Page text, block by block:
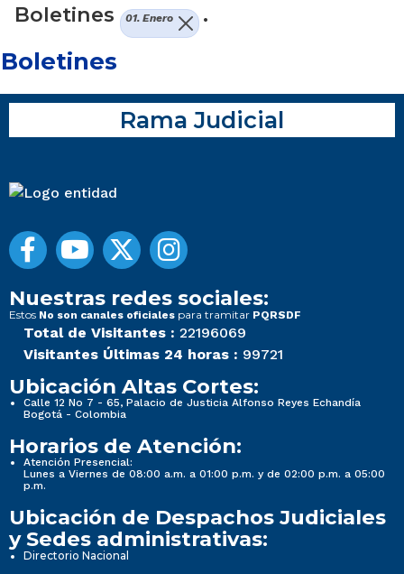
Boletines
01. Enero .
Boletines
Rama Judicial
Nuestras redes sociales:
Estos No son canales oficiales para tramitar PQRSDF
Total de Visitantes : 22196069
Visitantes Últimas 24 horas : 99721
Ubicación Altas Cortes:
Calle 12 No 7 - 65, Palacio de Justicia Alfonso Reyes Echandía
Bogotá - Colombia
Horarios de Atención:
Atención Presencial:
Lunes a Viernes de 08:00 a.m. a 01:00 p.m. y de 02:00 p.m. a 05:00
p.m.
Ubicación de Despachos Judiciales
y Sedes administrativas:
Directorio Nacional